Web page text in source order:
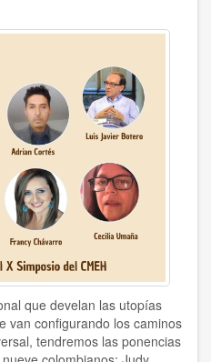
que develan las utopías
van configurando los caminos
tendremos las ponencias